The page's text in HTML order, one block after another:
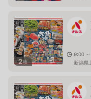
2枚
9:00
新潟県